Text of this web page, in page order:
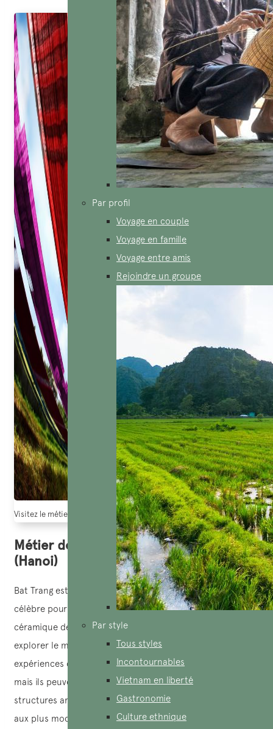
Par profil
Voyage en couple
Voyage en famille
Voyage entre amis
Rejoindre un groupe
Par style
Tous styles
Incontournables
Vietnam en liberté
Gastronomie
Culture ethnique
Visitez le métier de soie de Van Phuc, berceau de la soie de brocart
Métier de céramique de Bat Trang
(Hanoi)
Bat Trang est l’un des villages d’artisanat du Vietnam,
célèbre pour sa céramique. En visitant le village de
céramique de Bat Trang, vous pouvez non seulement
explorer le marché de la céramique et participer à des
expériences de fabrication de céramique avec des artisans,
mais ils peuvent également découvrir de nombreuses
structures architecturales uniques, allant des anciennes
aux plus modernes.